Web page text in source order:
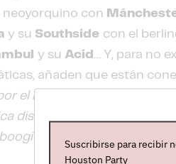
neoyorquino con
y su Southside con el
y su Acid… Y, para no
añaden que están
el boogie del movimiento
disco moderna, en
de aeropuertos para
Suscribirse para recibir
Houston Party